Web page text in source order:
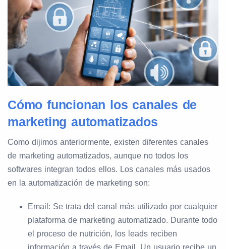
Cómo funcionan los canales de
marketing automatizados
Como dijimos anteriormente, existen diferentes canales
de marketing automatizados, aunque no todos los
softwares integran todos ellos. Los canales más usados
en la automatización de marketing son:
Email: Se trata del canal más utilizado por cualquier
plataforma de marketing automatizado. Durante todo
el proceso de nutrición, los leads reciben
información a través de Email. Un usuario recibe un